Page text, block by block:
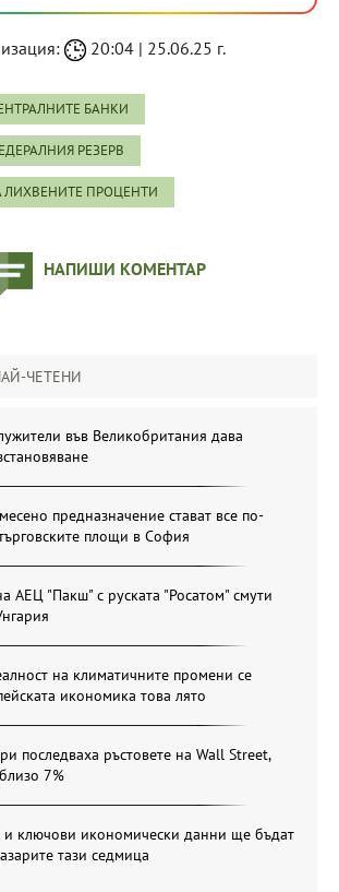
20:04 | 25.06.25 г.
БАНКИ
РЕЗЕРВ
ПРОЦЕНТИ
НАПИШИ КОМЕНТАР
ЧЕТЕНИ
във Великобритания дава
предназначение стават все по-
площи в София
АЕЦ "Пакш" с руската "Росатом" смути
на климатичните промени се
икономика това лято
последваха ръстовете на Wall Street,
7%
ключови икономически данни ще бъдат
тази седмица